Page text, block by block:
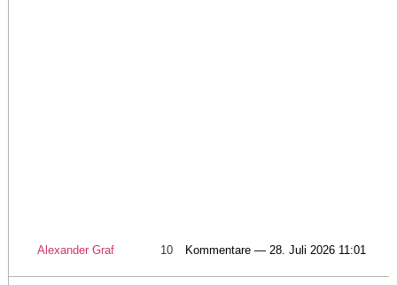
Alexander Graf 10 Kommentare — 28. Juli 2026 11:01